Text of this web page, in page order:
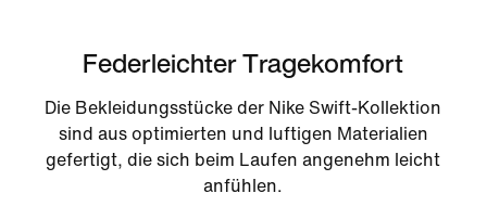
Federleichter Tragekomfort
Die Bekleidungsstücke der Nike Swift-Kollektion
sind aus optimierten und luftigen Materialien
gefertigt, die sich beim Laufen angenehm leicht
anfühlen.